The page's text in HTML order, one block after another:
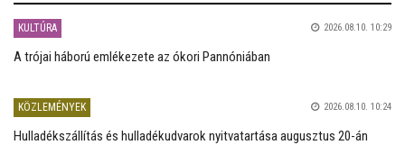
KULTÚRA 2026.08.10. 10:29
A trójai háború emlékezete az ókori Pannóniában
KÖZLEMÉNYEK 2026.08.10. 10:24
Hulladékszállítás és hulladékudvarok nyitvatartása augusztus 20-án